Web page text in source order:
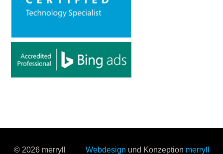
© 2026 merryll Webdesign und Konzeption merryll